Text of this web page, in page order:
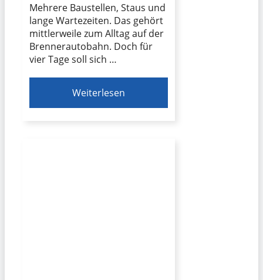
Mehrere Baustellen, Staus und
lange Wartezeiten. Das gehört
mittlerweile zum Alltag auf der
Brennerautobahn. Doch für
vier Tage soll sich …
Weiterlesen